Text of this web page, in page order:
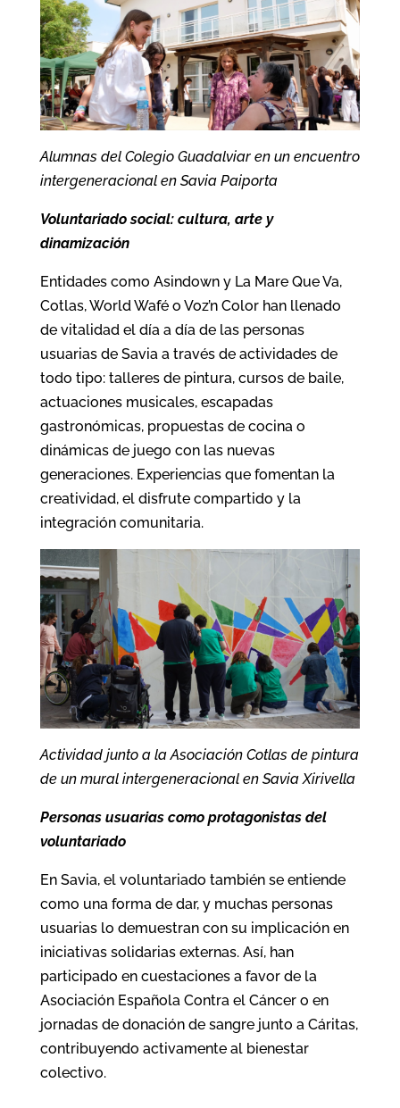
Alumnas del Colegio Guadalviar en un encuentro
intergeneracional en Savia Paiporta
Voluntariado social: cultura, arte y
dinamización
Entidades como Asindown y La Mare Que Va,
Cotlas, World Wafé o Voz’n Color han llenado
de vitalidad el día a día de las personas
usuarias de Savia a través de actividades de
todo tipo: talleres de pintura, cursos de baile,
actuaciones musicales, escapadas
gastronómicas, propuestas de cocina o
dinámicas de juego con las nuevas
generaciones. Experiencias que fomentan la
creatividad, el disfrute compartido y la
integración comunitaria.
Actividad junto a la Asociación Cotlas de pintura
de un mural intergeneracional en Savia Xirivella
Personas usuarias como protagonistas del
voluntariado
En Savia, el voluntariado también se entiende
como una forma de dar, y muchas personas
usuarias lo demuestran con su implicación en
iniciativas solidarias externas. Así, han
participado en cuestaciones a favor de la
Asociación Española Contra el Cáncer o en
jornadas de donación de sangre junto a Cáritas,
contribuyendo activamente al bienestar
colectivo.